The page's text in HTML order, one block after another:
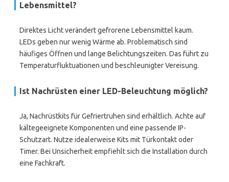
Lebensmittel?
Direktes Licht verändert gefrorene Lebensmittel kaum.
LEDs geben nur wenig Wärme ab. Problematisch sind
häufiges Öffnen und lange Belichtungszeiten. Das führt zu
Temperaturfluktuationen und beschleunigter Vereisung.
Ist Nachrüsten einer LED-Beleuchtung möglich?
Ja, Nachrüstkits für Gefriertruhen sind erhältlich. Achte auf
kältegeeignete Komponenten und eine passende IP-
Schutzart. Nutze idealerweise Kits mit Türkontakt oder
Timer. Bei Unsicherheit empfiehlt sich die Installation durch
eine Fachkraft.